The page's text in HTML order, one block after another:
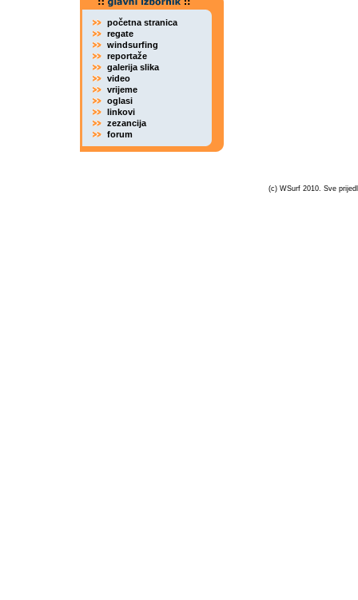
početna stranica
regate
windsurfing
reportaže
galerija slika
video
vrijeme
oglasi
linkovi
zezancija
forum
(c) WSurf 2010. Sve